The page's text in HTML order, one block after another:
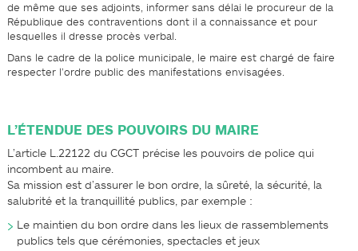
de même que ses adjoints, informer sans délai le procureur de la
République des contraventions dont il a connaissance et pour
lesquelles il dresse procès verbal.
Dans le cadre de la police municipale, le maire est chargé de faire
respecter l’ordre public des manifestations envisagées.
L’ÉTENDUE DES POUVOIRS DU MAIRE
L’article L.2212­2 du CGCT précise les pouvoirs de police qui
incombent au maire.
Sa mission est d’assurer le bon ordre, la sûreté, la sécurité, la
salubrité et la tranquillité publics, par exemple :
Le maintien du bon ordre dans les lieux de rassemblements
publics tels que cérémonies, spectacles et jeux